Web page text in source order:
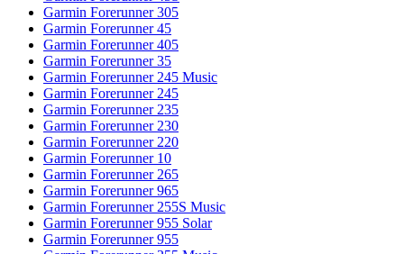
Garmin Forerunner 305
Garmin Forerunner 45
Garmin Forerunner 405
Garmin Forerunner 35
Garmin Forerunner 245 Music
Garmin Forerunner 245
Garmin Forerunner 235
Garmin Forerunner 230
Garmin Forerunner 220
Garmin Forerunner 10
Garmin Forerunner 265
Garmin Forerunner 965
Garmin Forerunner 255S Music
Garmin Forerunner 955 Solar
Garmin Forerunner 955